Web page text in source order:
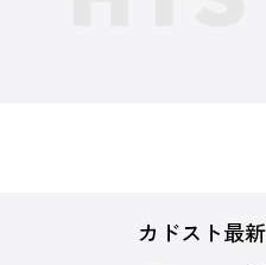
カドスト最